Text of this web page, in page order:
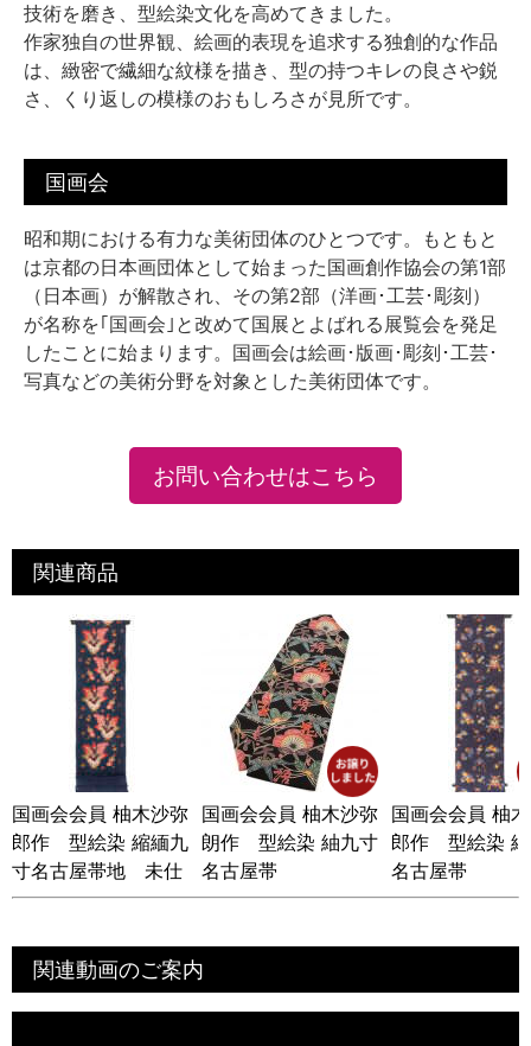
技術を磨き、型絵染文化を高めてきました。
作家独自の世界観、絵画的表現を追求する独創的な作品
は、緻密で繊細な紋様を描き、型の持つキレの良さや鋭
さ、くり返しの模様のおもしろさが見所です。
国画会
昭和期における有力な美術団体のひとつです。もともと
は京都の日本画団体として始まった国画創作協会の第1部
（日本画）が解散され、その第2部（洋画･工芸･彫刻）
が名称を｢国画会｣と改めて国展とよばれる展覧会を発足
したことに始まります。国画会は絵画･版画･彫刻･工芸･
写真などの美術分野を対象とした美術団体です。
お問い合わせはこちら
関連商品
国画会会員 柚木沙弥
郎作 型絵染 縮緬九
寸名古屋帯地 未仕
立て品
国画会会員 柚木沙弥
朗作 型絵染 紬九寸
名古屋帯
国画会会員 柚
郎作 型絵染
名古屋帯
関連動画のご案内